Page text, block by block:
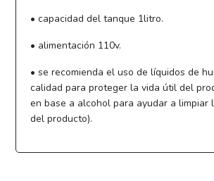
• capacidad del tanque 1litro.
• alimentación 110v.
• se recomienda el uso de líquidos de
calidad para proteger la vida útil del
en base a alcohol para ayudar a limpiar
del producto).